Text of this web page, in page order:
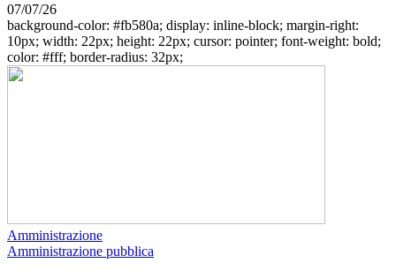
07/07/26
background-color: #fb580a; display: inline-block; margin-right:
10px; width: 22px; height: 22px; cursor: pointer; font-weight: bold;
color: #fff; border-radius: 32px;
Amministrazione
Amministrazione pubblica